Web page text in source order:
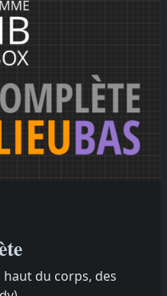
du corps, des